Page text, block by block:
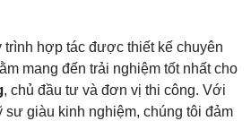
trình hợp tác được thiết kế chuyên
mang đến trải nghiệm tốt nhất cho
, chủ đầu tư và đơn vị thi công. Với
giàu kinh nghiệm, chúng tôi đảm